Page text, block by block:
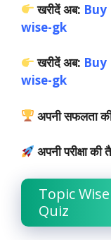
खरीदें अब: Buy
wise-gk
खरीदें अब: Buy
wise-gk
अपनी सफलता
अपनी परीक्षा
Topic
Quiz